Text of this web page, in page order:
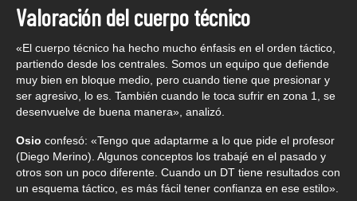
Valoración del cuerpo técnico
«El cuerpo técnico ha hecho mucho énfasis en el orden táctico,
partiendo desde los centrales. Somos un equipo que defiende
muy bien en bloque medio, pero cuando tiene que presionar y
ser agresivo, lo es. También cuando le toca sufrir en zona 1, se
desenvuelve de buena manera», analizó.
Osio confesó: «Tengo que adaptarme a lo que pide el profesor
(Diego Merino). Algunos conceptos los trabajé en el pasado y
otros son un poco diferente. Cuando un DT tiene resultados con
un esquema táctico, es más fácil tener confianza en ese estilo».